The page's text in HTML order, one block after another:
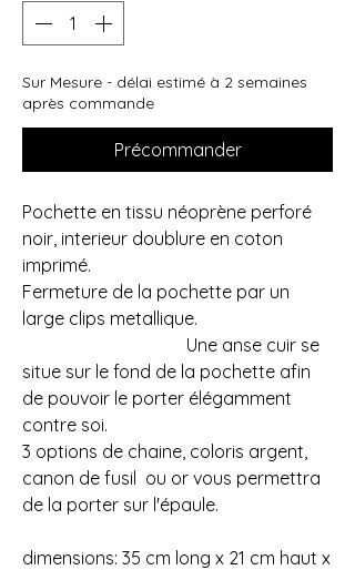
Sur Mesure - délai estimé à 2 semaines
après commande
Précommander
Pochette en tissu néoprène perforé
noir, interieur doublure en coton
imprimé.
Fermeture de la pochette par un
large clips metallique.
Une anse cuir se
situe sur le fond de la pochette afin
de pouvoir le porter élégamment
contre soi.
3 options de chaine, coloris argent,
canon de fusil ou or vous permettra
de la porter sur l'épaule.
dimensions: 35 cm long x 21 cm haut x